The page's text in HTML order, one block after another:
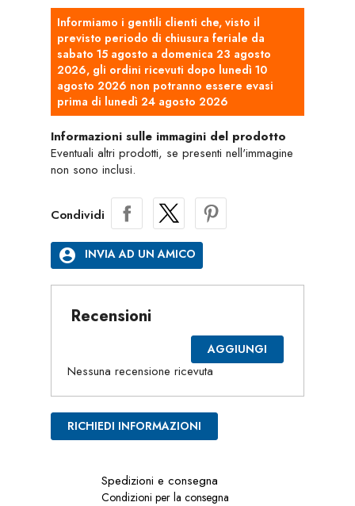
Informiamo i gentili clienti che, visto il
previsto periodo di chiusura feriale da
sabato 15 agosto a domenica 23 agosto
2026, gli ordini ricevuti dopo lunedì 10
agosto 2026 non potranno essere evasi
prima di lunedì 24 agosto 2026
Informazioni sulle immagini del prodotto
Eventuali altri prodotti, se presenti nell'immagine
non sono inclusi.
Condividi
account_circle INVIA AD UN AMICO
Recensioni
AGGIUNGI
Nessuna recensione ricevuta
RICHIEDI INFORMAZIONI
Spedizioni e consegna
Condizioni per la consegna